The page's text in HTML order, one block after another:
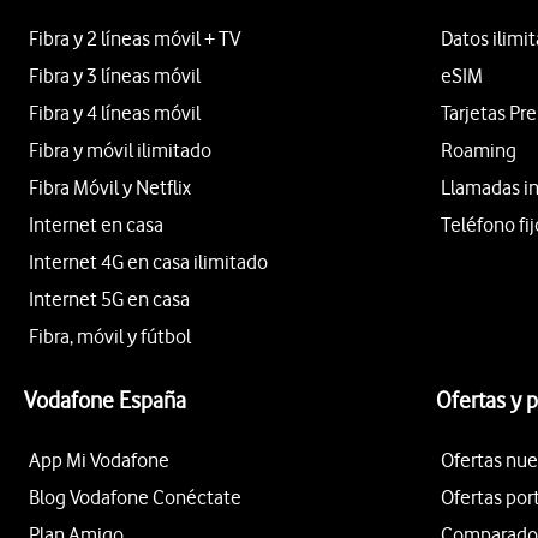
Fibra y 2 líneas móvil + TV
Fibra y 3 líneas móvil
Fibra y 4 líneas móvil
Fibra y móvil ilimitado
Fibra Móvil y Netflix
Internet en casa
Internet 4G en casa ilimitado
Internet 5G en casa
Fibra, móvil y fútbol
Datos
eSIM
Tarjetas
Roaming
Llamadas
Teléfono
Vodafone España
App Mi Vodafone
Blog Vodafone Conéctate
Ofertas y
Ofertas
Ofertas